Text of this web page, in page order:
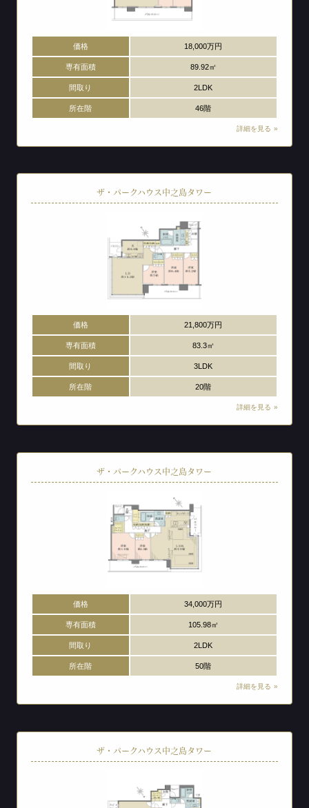
価格 18,000万円
専有面積 89.92㎡
間取り 2LDK
所在階 46階
詳細を見る
ザ・パークハウス中之島タワー
価格 21,800万円
専有面積 83.3㎡
間取り 3LDK
所在階 20階
詳細を見る
ザ・パークハウス中之島タワー
価格 34,000万円
専有面積 105.98㎡
間取り 2LDK
所在階 50階
詳細を見る
ザ・パークハウス中之島タワー